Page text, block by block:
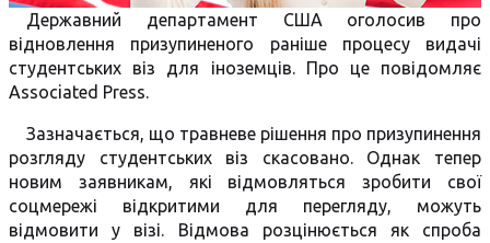
Державний департамент США оголосив про
відновлення призупиненого раніше процесу видачі
студентських віз для іноземців. Про це повідомляє
Associated Press.
Зазначається, що травневе рішення про призупинення
розгляду студентських віз скасовано. Однак тепер
новим заявникам, які відмовляться зробити свої
соцмережі відкритими для перегляду, можуть
відмовити у візі. Відмова розцінюється як спроба